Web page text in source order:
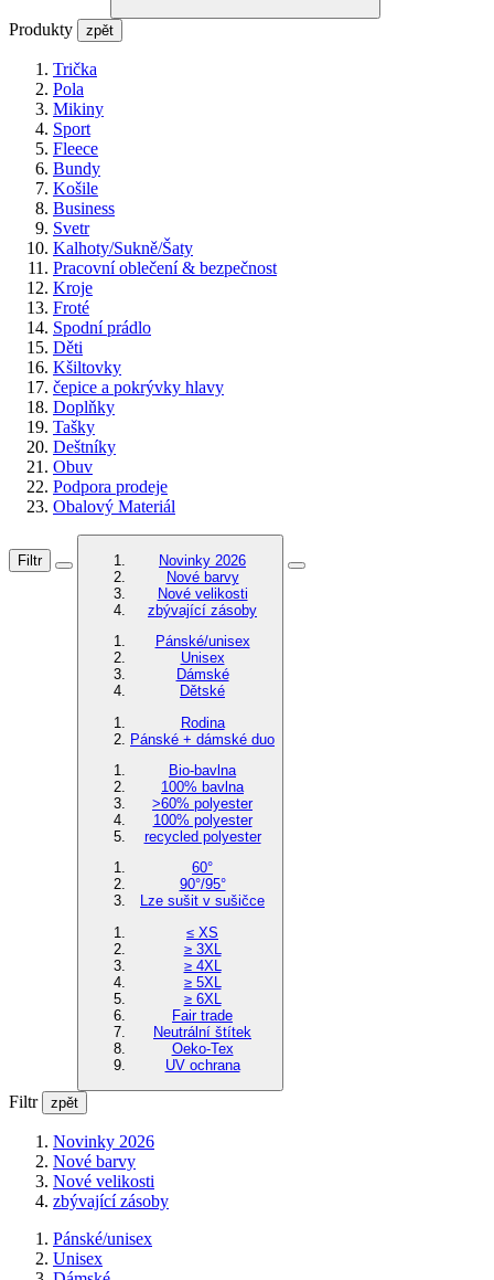
Produkty zpět
Trička
Pola
Mikiny
Sport
Fleece
Bundy
Košile
Business
Svetr
Kalhoty/Sukně/Šaty
Pracovní oblečení & bezpečnost
Kroje
Froté
Spodní prádlo
Děti
Kšiltovky
čepice a pokrývky hlavy
Doplňky
Tašky
Deštníky
Obuv
Podpora prodeje
Obalový Materiál
Filtr
Novinky 2026
Nové barvy
Nové velikosti
zbývající zásoby
Pánské/unisex
Unisex
Dámské
Dětské
Rodina
Pánské + dámské duo
Bio-bavlna
100% bavlna
>60% polyester
100% polyester
recycled polyester
60°
90°/95°
Lze sušit v sušičce
≤ XS
≥ 3XL
≥ 4XL
≥ 5XL
≥ 6XL
Fair trade
Neutrální štítek
Oeko-Tex
UV ochrana
Filtr zpět
Novinky 2026
Nové barvy
Nové velikosti
zbývající zásoby
Pánské/unisex
Unisex